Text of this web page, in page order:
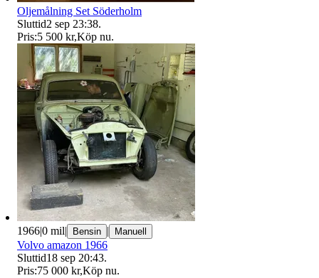
Oljemålning Set Söderholm
Sluttid2 sep 23:38.
Pris:5 500 kr,Köp nu.
1966|0 mil| Bensin | Manuell
Volvo amazon 1966
Sluttid18 sep 20:43.
Pris:75 000 kr,Köp nu.